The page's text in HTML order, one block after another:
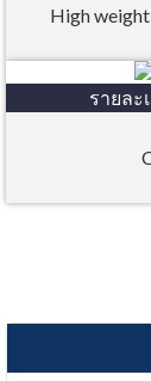
High
รายละ